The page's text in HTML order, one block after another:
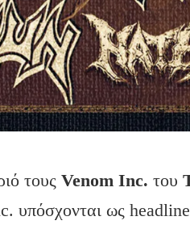
τουςVenom Inc. του
υπόσχονται ως